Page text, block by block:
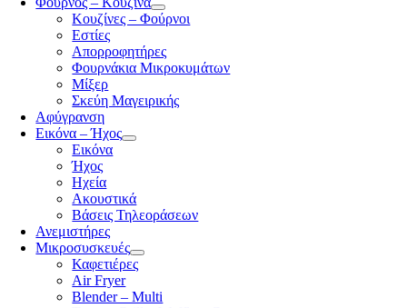
Κουζίνες – Φούρνοι
Εστίες
Απορροφητήρες
Φουρνάκια Μικροκυμάτων
Μίξερ
Σκεύη Μαγειρικής
Αφύγρανση
Εικόνα – Ήχος
Εικόνα
Ήχος
Ηχεία
Ακουστικά
Βάσεις Τηλεοράσεων
Ανεμιστήρες
Μικροσυσκευές
Καφετιέρες
Air Fryer
Blender – Multi